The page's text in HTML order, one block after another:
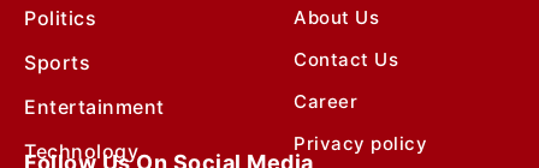
Politics
Sports
Entertainment
Technology
About Us
Contact Us
Career
Privacy policy
Follow Us On Social Media